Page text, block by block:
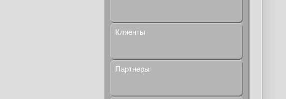
Клиенты
Партнеры